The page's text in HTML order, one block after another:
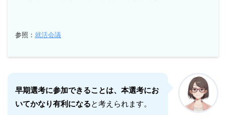
参照： 就活会議
早期選考に参加できることは、本選考にお
いてかなり有利になると考えられます。